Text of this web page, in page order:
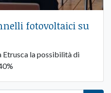
fotovoltaici su
Etrusca la possibilità di